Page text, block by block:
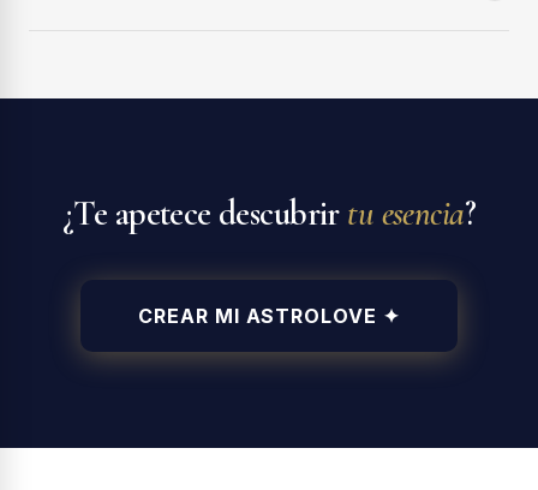
¿Te apetece descubrir tu esencia?
CREAR MI ASTROLOVE ✦